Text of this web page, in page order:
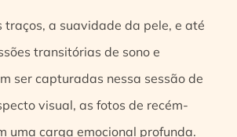
traços, a suavidade da pele, e até
transitórias de sono e
ser capturadas nessa sessão de
visual, as fotos de recém-
uma carga emocional profunda.